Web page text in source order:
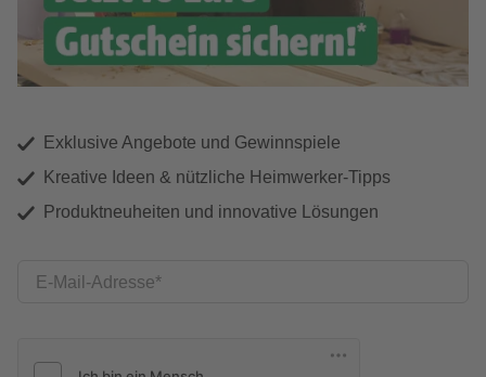
Exklusive Angebote und Gewinnspiele
Kreative Ideen & nützliche Heimwerker-Tipps
Produktneuheiten und innovative Lösungen
E-Mail-Adresse